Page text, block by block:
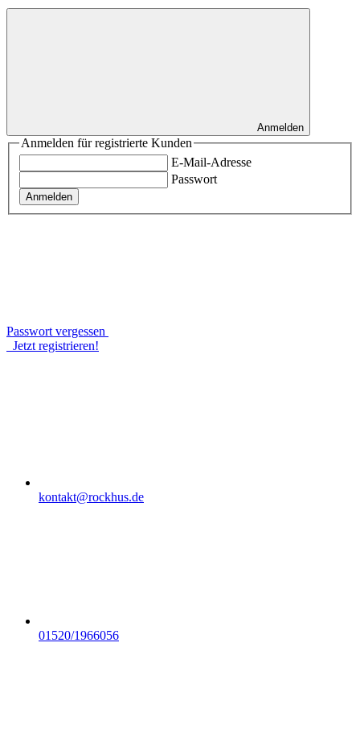
Anmelden
Anmelden für registrierte Kunden
E-Mail-Adresse
Passwort
Anmelden
Passwort vergessen
Jetzt registrieren!
kontakt@rockhus.de
01520/1966056